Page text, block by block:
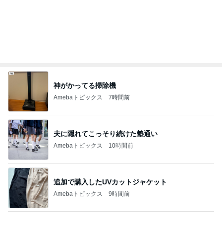
木のおもちゃマニアの夫の収集品
Amebaトピックス 10時間前
診察代の節約になる3ヶ月分の薬
Amebaトピックス 1日前